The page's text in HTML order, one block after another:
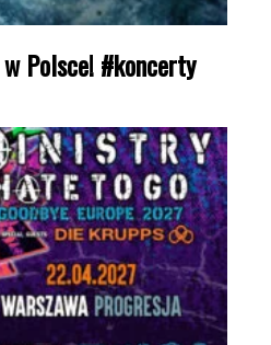
Polsce! #koncerty